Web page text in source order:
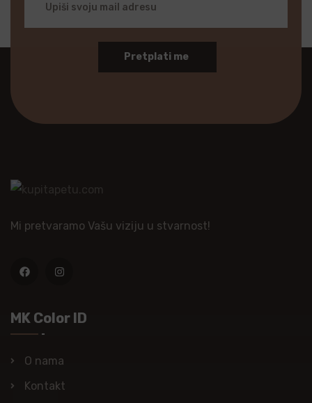
Pretplati me
Mi pretvaramo Vašu viziju u stvarnost!
MK Color ID
O nama
Kontakt